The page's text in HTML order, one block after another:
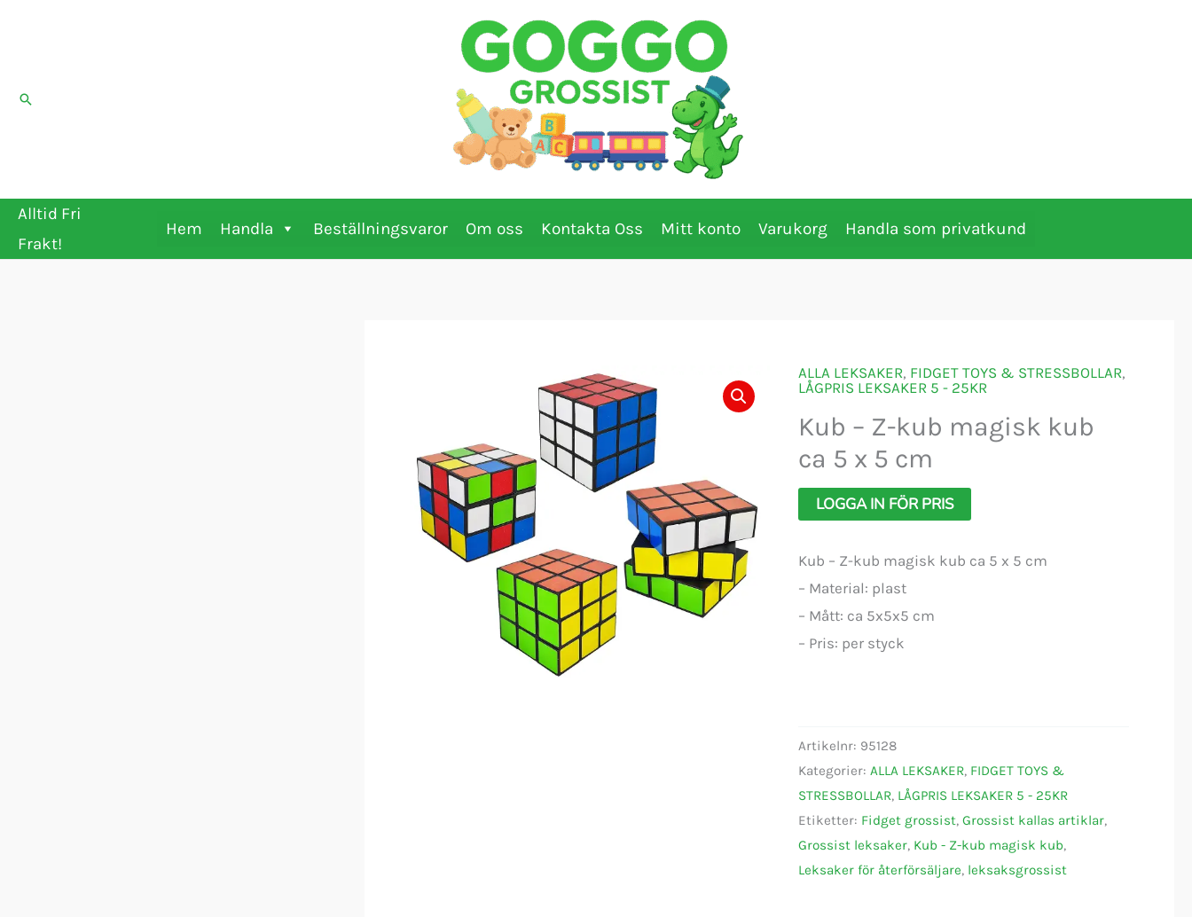
Sök
Alltid Fri
Frakt!
Hem Handla Beställningsvaror Om oss Kontakta Oss Mitt konto Varukorg Handla som privatkund
ALLA LEKSAKER, FIDGET TOYS & STRESSBOLLAR,
LÅGPRIS LEKSAKER 5 - 25KR
Kub – Z-kub magisk kub
ca 5 x 5 cm
LOGGA IN FÖR PRIS
Kub – Z-kub magisk kub ca 5 x 5 cm
– Material: plast
– Mått: ca 5x5x5 cm
– Pris: per styck
Artikelnr: 95128
Kategorier:ALLA LEKSAKER, FIDGET TOYS &
STRESSBOLLAR, LÅGPRIS LEKSAKER 5 - 25KR
Etiketter: Fidget grossist,Grossist kallas artiklar,
Grossist leksaker, Kub - Z-kub magisk kub,
Leksaker för återförsäljare, leksaksgrossist